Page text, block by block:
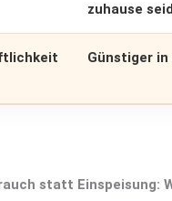
zuhause
Günstiger
statt Einspeisung: